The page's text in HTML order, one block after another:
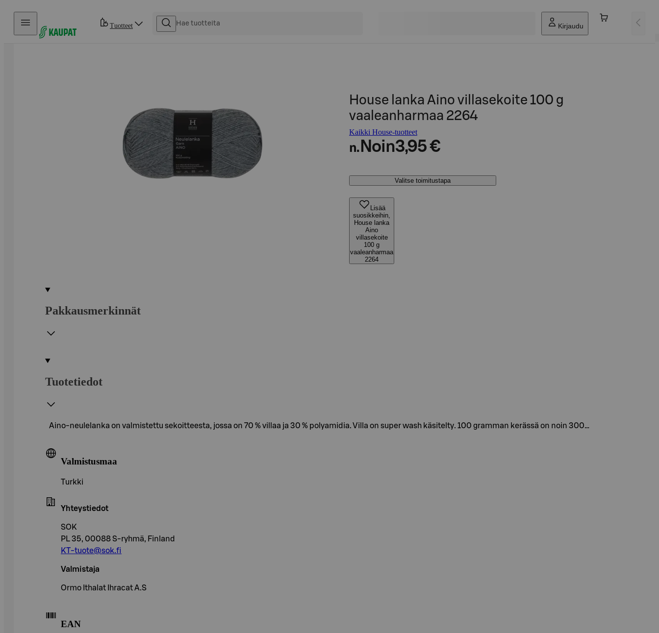
Hyppää sisältöön
Tuotteet Kirjaudu
House lanka Aino villasekoite 100 g
vaaleanharmaa 2264
Kaikki House-tuotteet
n. Noin3,95 €
Valitse toimitustapa
Lisää
suosikkeihin,
House lanka
Aino
villasekoite
100 g
vaaleanharmaa
2264
Pakkausmerkinnät
Tuotetiedot
Aino-neulelanka on valmistettu sekoitteesta, jossa on 70 % villaa ja 30 % polyamidia. Villa on super wash käsitelty. 100 gramman kerässä on noin 300…
Valmistusmaa
Turkki
Yhteystiedot
SOK
PL 35, 00088 S-ryhmä, Finland
KT-tuote@sok.fi
Valmistaja
Ormo Ithalat Ihracat A.S
EAN